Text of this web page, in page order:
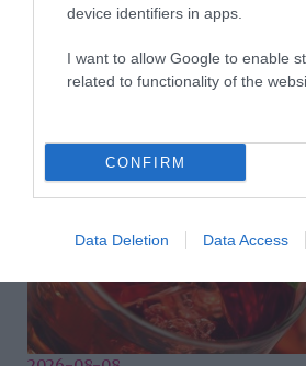
device identifiers in apps.
I want to allow Google to enable
related to functionality of the
CONFIRM
Data Deletion Data Access